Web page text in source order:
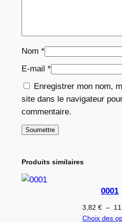
Nom *
E-mail *
Enregistrer mon nom,
site dans le navigateur
commentaire.
Produits similaires
0001
3,82 € –
Choix des